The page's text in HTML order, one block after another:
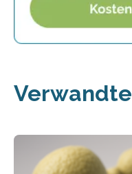
Verwandte